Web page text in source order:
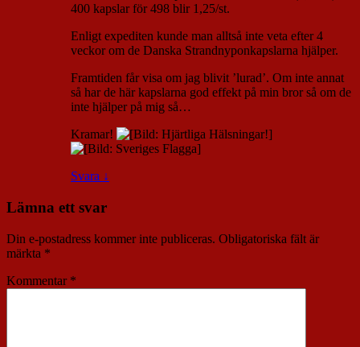
400 kapslar för 498 blir 1,25/st.
Enligt expediten kunde man alltså inte veta efter 4
veckor om de Danska Strandnyponkapslarna hjälper.
Framtiden får visa om jag blivit ’lurad’. Om inte annat
så har de här kapslarna god effekt på min bror så om de
inte hjälper på mig så…
Kramar!
Svara ↓
Lämna ett svar
Din e-postadress kommer inte publiceras. Obligatoriska fält är
märkta *
Kommentar *